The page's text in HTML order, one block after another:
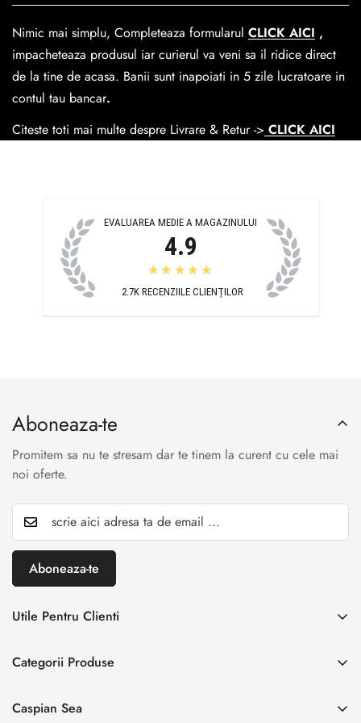
Easybox-ul Emag.
Cosul de livrareeste 15 lei pentru o comanda mai mica de
390 lei si Gratuit pentru o comanda de peste 390 lei.
Nimic mai simplu, Completeaza formularul CLICK AICI ,
impacheteaza produsul iar curierul va veni sa il ridice direct
de la tine de acasa. Banii sunt inapoiati in 5 zile lucratoare in
contul tau bancar.
Citeste toti mai multe despre Livrare & Retur -> CLICK AICI
EVALUAREA MEDIE A MAGAZINULUI
4.9
★★★★★
2.7K RECENZIILE CLIENȚILOR
Aboneaza-te
Promitem sa nu te stresam dar te tinem la curent cu cele mai
noi oferte.
Aboneaza-te
Utile Pentru Clienti
Creaza cont
Autentificare cont
Categorii Produse
Caspian Sea